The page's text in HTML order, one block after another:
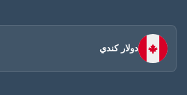
دولار كندي